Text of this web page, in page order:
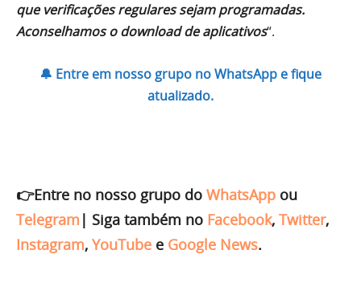
que verificações regulares sejam programadas.
Aconselhamos o download de aplicativos“.
🔔 Entre em nosso grupo no WhatsApp e fique
atualizado.
👉Entre no nosso grupo do WhatsApp ou
Telegram | Siga também no Facebook, Twitter,
Instagram, YouTube e Google News.